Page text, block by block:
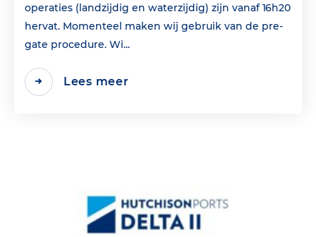
operaties (landzijdig en waterzijdig) zijn vanaf 16h20
hervat. Momenteel maken wij gebruik van de pre-
gate procedure. Wi...
Lees meer